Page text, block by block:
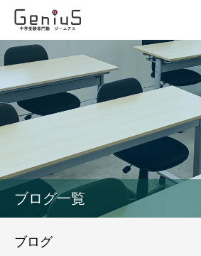
ブログ一覧
ブログ
授業
志望校別特訓
模試